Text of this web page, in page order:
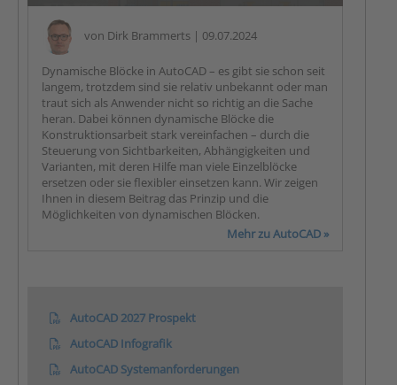
von Dirk Brammerts | 09.07.2024
Dynamische Blöcke in AutoCAD – es gibt sie schon seit
langem, trotzdem sind sie relativ unbekannt oder man
traut sich als Anwender nicht so richtig an die Sache
heran. Dabei können dynamische Blöcke die
Konstruktionsarbeit stark vereinfachen – durch die
Steuerung von Sichtbarkeiten, Abhängigkeiten und
Varianten, mit deren Hilfe man viele Einzelblöcke
ersetzen oder sie flexibler einsetzen kann. Wir zeigen
Ihnen in diesem Beitrag das Prinzip und die
Möglichkeiten von dynamischen Blöcken.
Mehr zu AutoCAD »
AutoCAD 2027 Prospekt
AutoCAD Infografik
AutoCAD Systemanforderungen